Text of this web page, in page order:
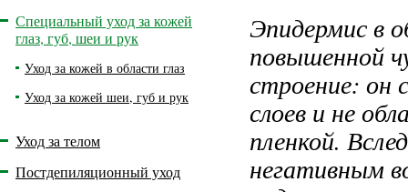
Специальный уход за кожей
глаз, губ, шеи и рук
Уход за кожей в области глаз
Уход за кожей шеи, губ и рук
Уход за телом
Постдепиляционный уход
Эпидермис в
повышенной
строение: он
слоев и не
пленкой.
негативным